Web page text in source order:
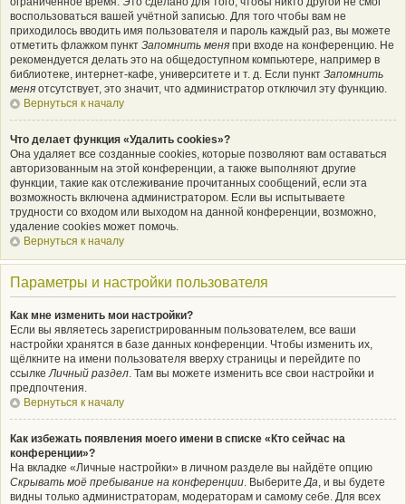
воспользоваться вашей учётной записью. Для того чтобы вам не
приходилось вводить имя пользователя и пароль каждый раз, вы можете
отметить флажком пункт Запомнить меня при входе на конференцию. Не
рекомендуется делать это на общедоступном компьютере, например в
библиотеке, интернет-кафе, университете и т. д. Если пункт Запомнить
меня отсутствует, это значит, что администратор отключил эту функцию.
Вернуться к началу
Что делает функция «Удалить cookies»?
Она удаляет все созданные cookies, которые позволяют вам оставаться
авторизованным на этой конференции, а также выполняют другие
функции, такие как отслеживание прочитанных сообщений, если эта
возможность включена администратором. Если вы испытываете
трудности со входом или выходом на данной конференции, возможно,
удаление cookies может помочь.
Вернуться к началу
Параметры и настройки пользователя
Как мне изменить мои настройки?
Если вы являетесь зарегистрированным пользователем, все ваши
настройки хранятся в базе данных конференции. Чтобы изменить их,
щёлкните на имени пользователя вверху страницы и перейдите по
ссылкеЛичный раздел. Там вы можете изменить все свои настройки и
предпочтения.
Вернуться к началу
Как избежать появления моего имени в списке «Кто сейчас на
конференции»?
На вкладке «Личные настройки» в личном разделе вы найдёте опцию
Скрывать моё пребывание на конференции. ВыберитеДа, и вы будете
видны только администраторам, модераторам и самому себе. Для всех